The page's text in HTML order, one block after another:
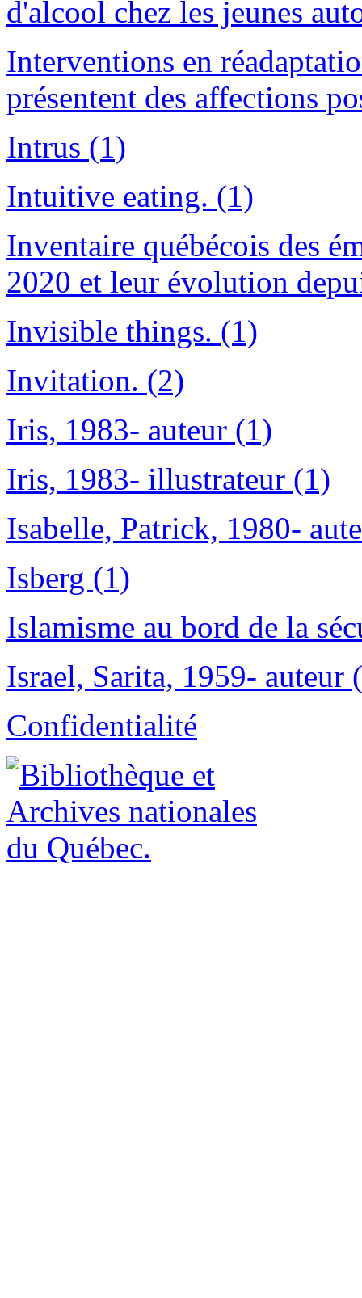
d'alcool chez les jeunes
Interventions en
présentent des affections
Intrus (1)
Intuitive eating. (1)
Inventaire québécois des
2020 et leur évolution
Invisible things. (1)
Invitation. (2)
Iris, 1983- auteur (1)
Iris, 1983- illustrateur (1)
Isabelle, Patrick, 1980-
Isberg (1)
Islamisme au bord de la
Israel, Sarita, 1959- auteur
Confidentialité